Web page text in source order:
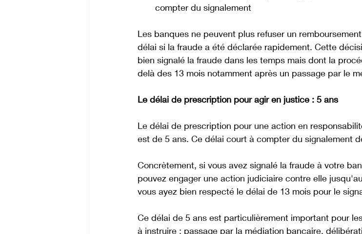
compter du signalement
Les banques ne peuvent plus refuser un
délai si la fraude a été déclarée rapidement. Cette
bien signalé la fraude dans les temps mais dont la
delà des 13 mois notamment après un passage par le
Le délai de prescription pour agir en justice : 5 ans
Le délai de prescription pour une action en
est de 5 ans. Ce délai court à compter du signalement
Concrètement, si vous avez signalé la fraude à votre
pouvez engager une action judiciaire contre elle
vous ayez bien respecté le délai de 13 mois pour le
Ce délai de 5 ans est particulièrement important pour
à instruire : passage par la médiation bancaire,